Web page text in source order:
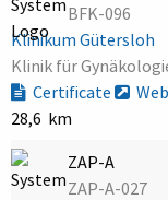
BFK-096
Klinikum Gütersloh
Klinik für
Certificate
28,6 km
ZAP-A
ZAP-A-027